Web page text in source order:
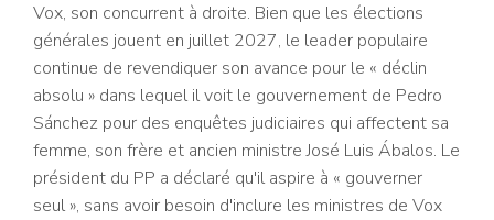
Vox, son concurrent à droite. Bien que les élections
générales jouent en juillet 2027, le leader populaire
continue de revendiquer son avance pour le « déclin
absolu » dans lequel il voit le gouvernement de Pedro
Sánchez pour des enquêtes judiciaires qui affectent sa
femme, son frère et ancien ministre José Luis Ábalos. Le
président du PP a déclaré qu'il aspire à « gouverner
seul », sans avoir besoin d'inclure les ministres de Vox